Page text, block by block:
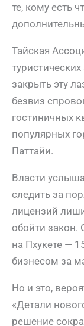
те, кому есть
Тайская
закрыть эту
безвиз
гостиничных
популярных
Паттайи.
Власти
следить за
лицензий
обойти закон.
на Пхукете —
бизнесом за
Но и это,
«Детали
решение